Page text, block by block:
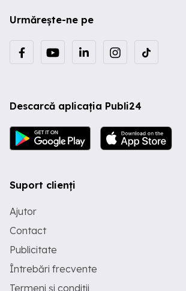
Urmărește-ne pe
Descarcă aplicația Publi24
Suport clienți
Ajutor
Contact
Publicitate
Întrebări frecvente
Termeni și condiții